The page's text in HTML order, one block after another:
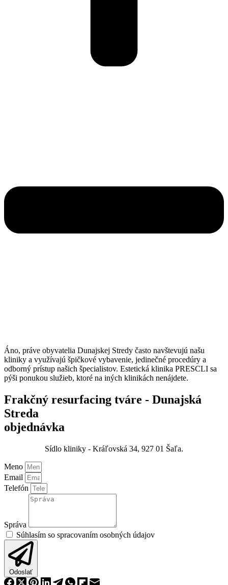
Áno, práve obyvatelia Dunajskej Stredy často navštevujú našu
kliniky a využívajú špičkové vybavenie, jedinečné procedúry a
odborný prístup našich špecialistov. Estetická klinika PRESCLI sa
pýši ponukou služieb, ktoré na iných klinikách nenájdete.
Frakčný resurfacing tváre - Dunajská
Streda
objednávka
Sídlo kliniky - Kráľovská 34, 927 01 Šaľa.
Meno
Email
Telefón
Správa
Súhlasím so spracovaním osobných údajov
Odoslať